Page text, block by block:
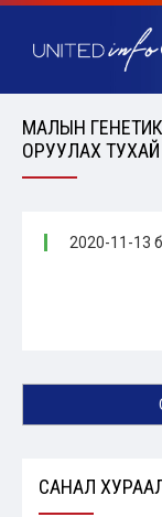
МАЛЫН ГЕНЕТИК
ОРУУЛАХ ТУХАЙ
2020-11-13
САНАЛ